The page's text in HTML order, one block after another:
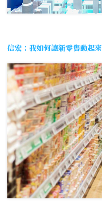
信宏：我如何讓新零售動起來